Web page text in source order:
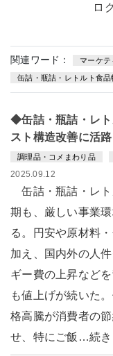
ロ
関連ワード： マーケ
缶詰・瓶詰・レトルト食品
◆缶詰・瓶詰・レト
スト構造改善に活路
調理品・コメまわり品
2025.09.12
缶詰・瓶詰・レト
期も、厳しい事業
る。円安や原材料
加え、国内外の人
ギー費の上昇など
も値上げが続いた
格高騰が消費者の
せ、特にご飯…続き